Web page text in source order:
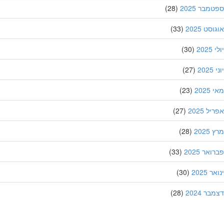
2025
(28)
2025
(33)
(30)
(27)
(23)
2025
(27)
(28)
2025
(33)
2025
(30)
2024
(28)